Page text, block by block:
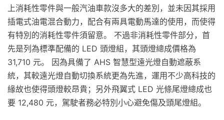
上消耗性零件與一般汽油車款沒多大的差別，並未因其採用
插電式油電混合動力，配合有兩具電動馬達的使用，而使得
有特別的消耗性零件須留意。 不過非消耗性零件部分，首
先是列為標準配備的 LED 頭燈組，其頭燈總成價格為
31,710 元。 因為具備了 AHS 智慧型遠光燈自動遮蔽系
統，其較遠光燈自動切換系統更為先進，運用不少高科技的
緣故也使得頭燈較昂貴；另外飛翼式 LED 光條尾燈總成也
要 12,480 元，駕駛者務必特別小心避免傷及頭尾燈組。